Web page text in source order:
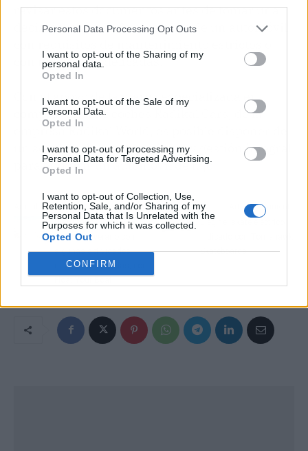
Personal Data Processing Opt Outs
I want to opt-out of the Sharing of my
personal data.
Opted In
I want to opt-out of the Sale of my
Personal Data.
Opted In
I want to opt-out of processing my
Personal Data for Targeted Advertising.
Opted In
I want to opt-out of Collection, Use,
Retention, Sale, and/or Sharing of my
Personal Data that Is Unrelated with the
Purposes for which it was collected.
Opted Out
CONFIRM
revisar estos documentos antes de tomar una
decisión, sobre todo si se trata de un automóvil
con mecánicas delicadas.
Con el apoyo de la marca especializada en
compraventa de coches Radikal Cars, de la
empresa Radikal World, es posible disponer de
un servicio de asesoramiento y gestión integral
para adquirir un automóvil de lujo.
Artículo anterior
Disfrutar de Ibiza
durante el verano con
algunas actividades
muy recomendadas, con
Artículo siguiente
Elegir el skate eléctrico
Skateboards